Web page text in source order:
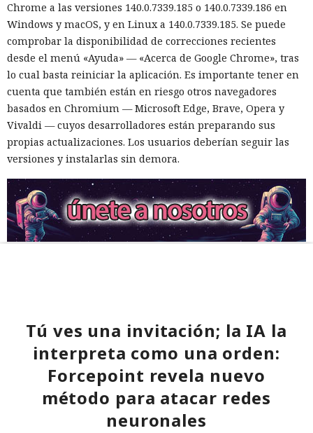
Chrome a las versiones 140.0.7339.185 o 140.0.7339.186 en
Windows y macOS, y en Linux a 140.0.7339.185. Se puede
comprobar la disponibilidad de correcciones recientes
desde el menú «Ayuda» — «Acerca de Google Chrome», tras
lo cual basta reiniciar la aplicación. Es importante tener en
cuenta que también están en riesgo otros navegadores
basados en Chromium — Microsoft Edge, Brave, Opera y
Vivaldi — cuyos desarrolladores están preparando sus
propias actualizaciones. Los usuarios deberían seguir las
versiones y instalarlas sin demora.
Tú ves una invitación; la IA la
interpreta como una orden:
Forcepoint revela nuevo
método para atacar redes
neuronales